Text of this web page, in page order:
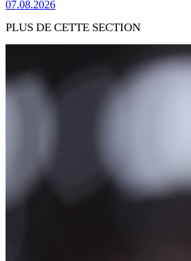
07.08.2026
PLUS DE CETTE SECTION